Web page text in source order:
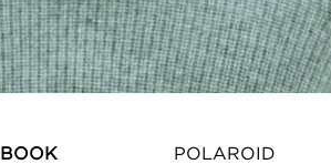
BOOK POLAROID